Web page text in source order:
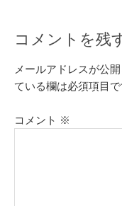
コメントを残
メールアドレスが公
ている欄は必須項目
コメント ※